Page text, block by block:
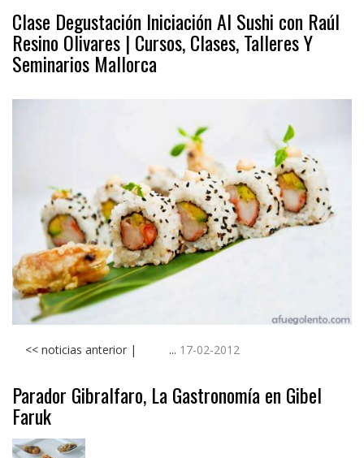
Clase Degustación Iniciación Al Sushi con Raúl
Resino Olivares | Cursos, Clases, Talleres Y
Seminarios Mallorca
<< noticias anterior | ... 17-02-2012
Parador Gibralfaro, La Gastronomía en Gibel
Faruk